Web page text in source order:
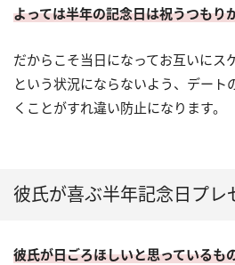
よっては半年の記念日は祝うつもり
だからこそ当日になってお互いにス
という状況にならないよう、デート
くことがすれ違い防止になります。
彼氏が喜ぶ半年記念日プレ
彼氏が日ごろほしいと思っているも